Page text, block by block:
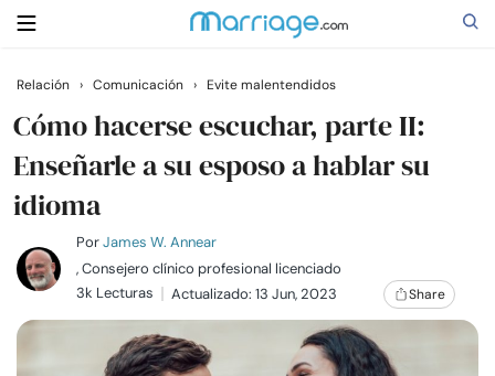
Buscar
Casarse
Relaciones
Familia
Relación › Comunicación › Evite malentendidos
Cómo hacerse escuchar, parte II:
Enseñarle a su esposo a hablar su
idioma
PorJames W. Annear
, Consejero clínico profesional licenciado
3k Lecturas
Actualizado: 13 Jun, 2023 Share